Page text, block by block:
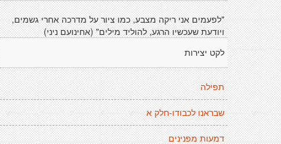
"לפעמים אני ריקה מצבע, כמו ציור על מדרכה אחרי גשמים,
ויודעת שעכשיו הרגע, להוליד מילים" (אחינועם ניני)
לקט יצירות
תפילה
שבראנו לכבודו-חלק א
דמעות מפנינים